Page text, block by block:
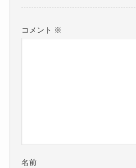
コメント ※
名前